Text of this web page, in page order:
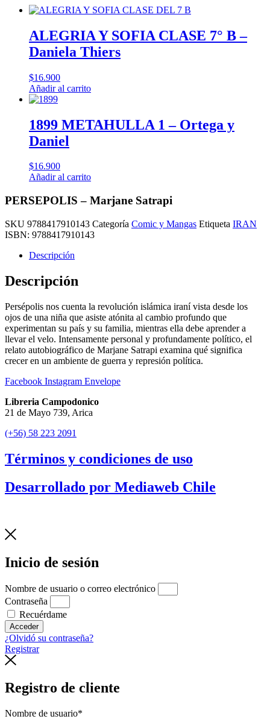
ALEGRIA Y SOFIA CLASE 7° B –
Daniela Thiers
$16.900
Añadir al carrito
1899 METAHULLA 1 – Ortega y
Daniel
$16.900
Añadir al carrito
PERSEPOLIS – Marjane Satrapi
SKU 9788417910143 Categoría Comic y Mangas Etiqueta IRAN
ISBN: 9788417910143
Descripción
Descripción
Persépolis nos cuenta la revolución islámica iraní vista desde los
ojos de una niña que asiste atónita al cambio profundo que
experimentan su país y su familia, mientras ella debe aprender a
llevar el velo. Intensamente personal y profundamente político, el
relato autobiográfico de Marjane Satrapi examina qué significa
crecer en un ambiente de guerra y represión política.
Facebook Instagram Envelope
Libreria Campodonico
21 de Mayo 739, Arica
(+56) 58 223 2091
Términos y condiciones de uso
Desarrollado por Mediaweb Chile
Inicio de sesión
Nombre de usuario o correo electrónico
Contraseña
Recuérdame
Acceder
¿Olvidó su contraseña?
Registrar
Registro de cliente
Nombre de usuario*